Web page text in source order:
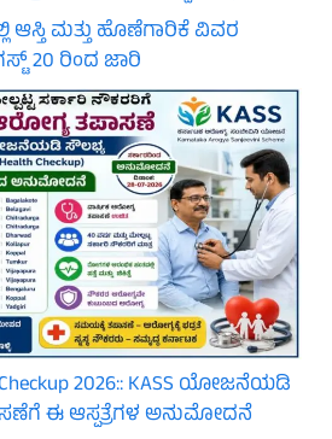
ಆಸ್ತಿ ಮತ್ತು ಹೊಣೆಗಾರಿಕೆ ವಿವರ
20 ರಿಂದ ಜಾರಿ
Checkup 2026:: KASS ಯೋಜನೆಯಡಿ
ಈ ಆಸ್ಪತ್ರೆಗಳ ಅನುಮೋದನೆ